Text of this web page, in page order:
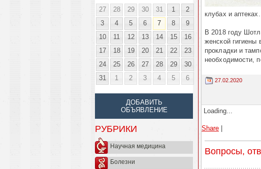
27
28 29 30 31 1
2
3
4 5 6 7 8
9
10
11 12 13 14 15
16
17
18 19 20 21 22
23
24
25 26 27 28 29
30
31
1 2 3 4 5 6
ДОБАВИТЬ
ОБЪЯВЛЕНИЕ
РУБРИКИ
Научная медицина
Болезни
клубах и
В 2018 году
женской гигиены
прокладки и
необходимости,
27.02.2020
Loading...
Share
Вопросы,